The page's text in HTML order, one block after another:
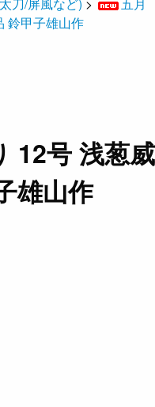
刀/屏風など) >
五月
鈴甲子雄山作
12号 浅葱威
雄山作